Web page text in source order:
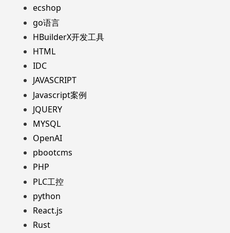
ecshop
go语言
HBuilderX开发工具
HTML
IDC
JAVASCRIPT
Javascript案例
JQUERY
MYSQL
OpenAI
pbootcms
PHP
PLC工控
python
React.js
Rust